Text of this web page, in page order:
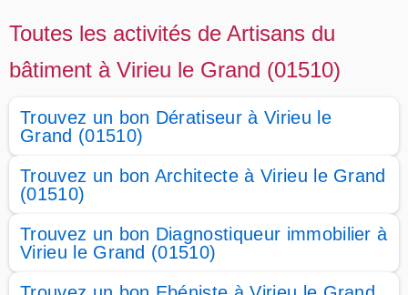
Toutes les activités de Artisans du
bâtiment à Virieu le Grand (01510)
Trouvez un bon Dératiseur à Virieu le
Grand (01510)
Trouvez un bon Architecte à Virieu le Grand
(01510)
Trouvez un bon Diagnostiqueur immobilier à
Virieu le Grand (01510)